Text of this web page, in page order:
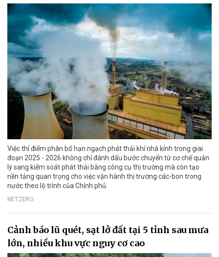
Việc thí điểm phân bổ hạn ngạch phát thải khí nhà kính trong giai
đoạn 2025 - 2026 không chỉ đánh dấu bước chuyển từ cơ chế quản
lý sang kiểm soát phát thải bằng công cụ thị trường mà còn tạo
nền tảng quan trọng cho việc vận hành thị trường các-bon trong
nước theo lộ trình của Chính phủ.
NETZERO
Cảnh báo lũ quét, sạt lở đất tại 5 tỉnh sau mưa
lớn, nhiều khu vực nguy cơ cao